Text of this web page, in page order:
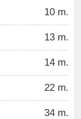
10 m.
13 m.
14 m.
22 m.
34 m.